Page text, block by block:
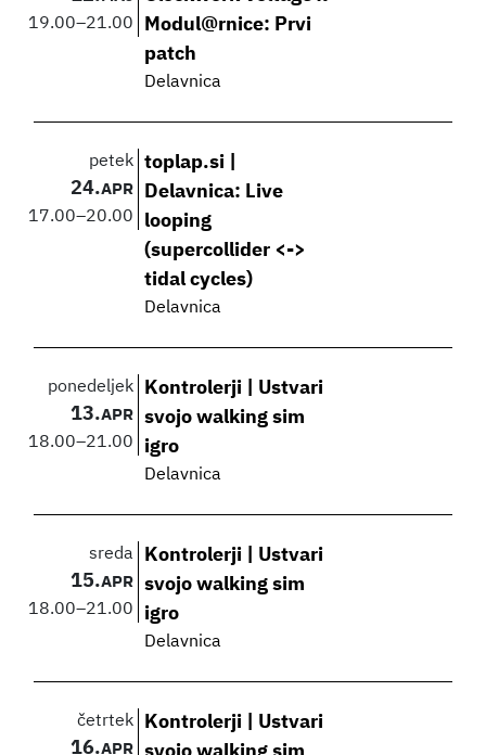
19.00–21.00
Modul@rnice: Prvi
patch
Delavnica
petek
24.APR
17.00–20.00
toplap.si |
Delavnica: Live
looping
(supercollider <->
tidal cycles)
Delavnica
ponedeljek
13.APR
18.00–21.00
Kontrolerji | Ustvari
svojo walking sim
igro
Delavnica
sreda
15.APR
18.00–21.00
Kontrolerji | Ustvari
svojo walking sim
igro
Delavnica
četrtek
16.APR
Kontrolerji | Ustvari